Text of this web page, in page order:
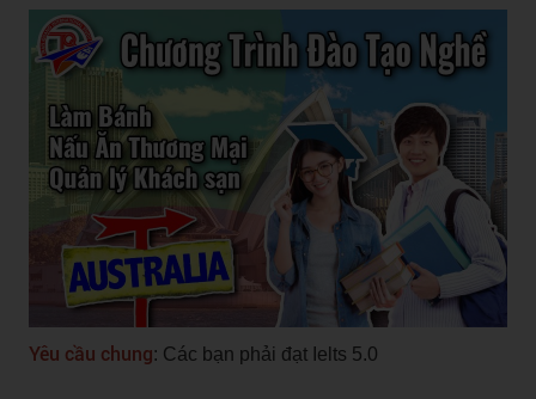
Yêu cầu chung: Các bạn phải đạt Ielts 5.0